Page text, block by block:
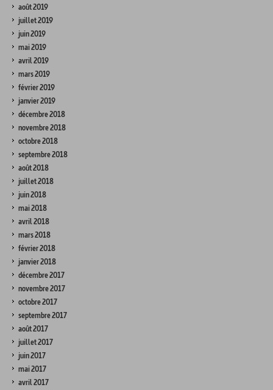
août 2019
juillet 2019
juin 2019
mai 2019
avril 2019
mars 2019
février 2019
janvier 2019
décembre 2018
novembre 2018
octobre 2018
septembre 2018
août 2018
juillet 2018
juin 2018
mai 2018
avril 2018
mars 2018
février 2018
janvier 2018
décembre 2017
novembre 2017
octobre 2017
septembre 2017
août 2017
juillet 2017
juin 2017
mai 2017
avril 2017